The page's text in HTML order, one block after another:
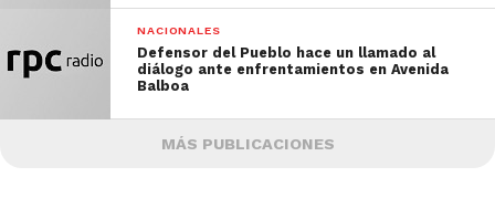
NACIONALES
Defensor del Pueblo hace un llamado al
diálogo ante enfrentamientos en Avenida
Balboa
MÁS PUBLICACIONES